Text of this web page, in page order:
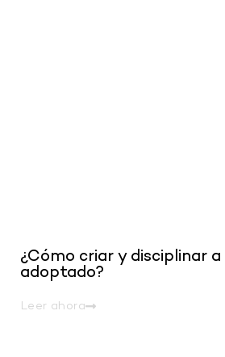
¿Cómo criar y disciplinar a
adoptado?
Leer ahora